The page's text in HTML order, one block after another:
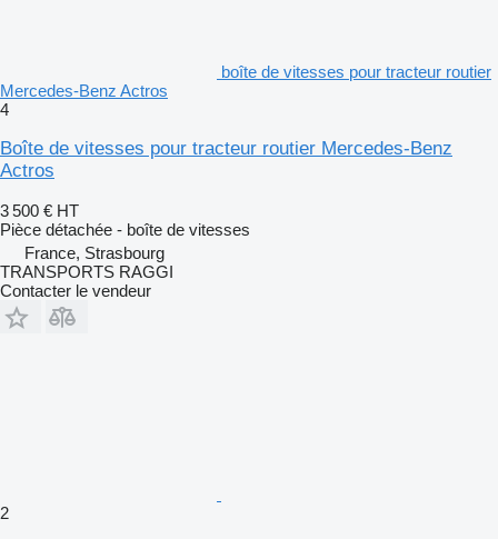
boîte de vitesses pour tracteur routier
Mercedes-Benz Actros
4
Boîte de vitesses pour tracteur routier Mercedes-Benz
Actros
3 500 € HT
Pièce détachée - boîte de vitesses
France, Strasbourg
TRANSPORTS RAGGI
Contacter le vendeur
2